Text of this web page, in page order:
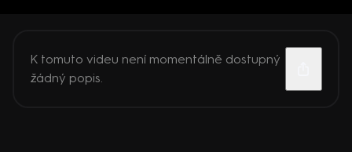
K tomuto videu není momentálně dostupný
žádný popis.